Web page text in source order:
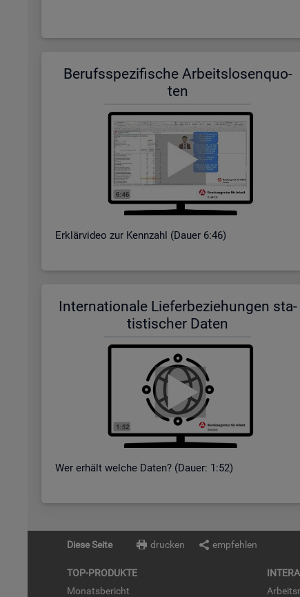
Be­rufs­spe­zi­fi­sche Ar­beits­lo­sen­quo­
ten
Er­klär­vi­deo zur Kenn­zahl (Dauer 6:46)
In­ter­na­tio­na­le Lie­fer­be­zie­hun­gen sta­
tis­ti­scher Daten
Wer er­hält wel­che Daten? (Dauer: 1:52)
Diese Seite drucken empfehlen
TOP-PRO­DUK­TE
Mo­nats­be­richt